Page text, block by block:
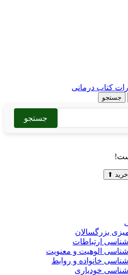
جستجو
جستجو
⬆
بزرگسالان
ارتباطات
الوهیت و معنویت
خانواده و روابط
خودیاری